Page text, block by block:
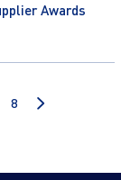
Awards
8